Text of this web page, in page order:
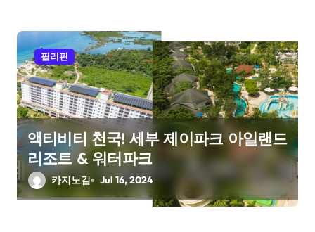
필리핀
액티비티 천국! 세부 제이파크 아일랜드
리조트 & 워터파크
카지노김 Jul 16, 2024